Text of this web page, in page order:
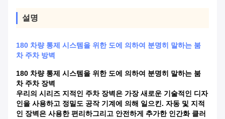
설명
180 차량 통제 시스템을 위한 도에 의하여 분명히 말하는 붐
차 주차 방벽
180 차량 통제 시스템을 위한 도에 의하여 분명히 말하는 붐
차 주차 장벽
우리의 시리즈 지적인 주차 장벽은 가장 새로운 기술적인 디자
인을 사용하고 정밀도 공작 기계에 의해 일으킨. 자동 및 지적
인 장벽은 사용한 편리하그리고 안전하게 추가한 인간화 클러